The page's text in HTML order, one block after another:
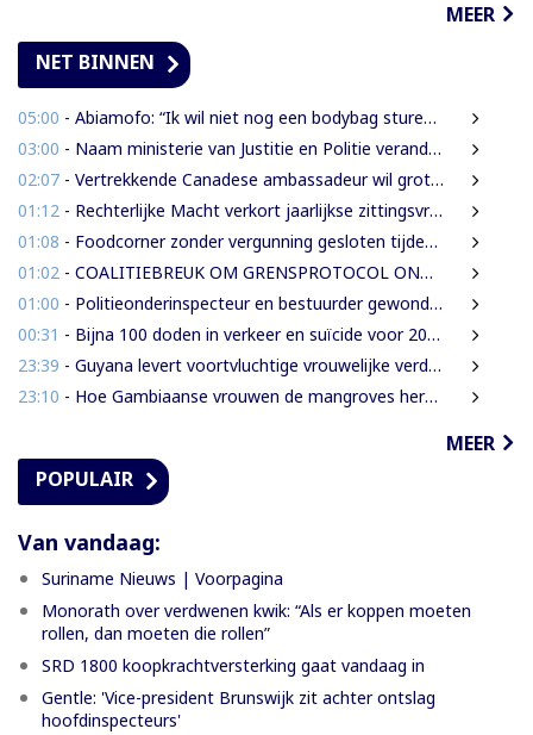
MEER
NET BINNEN
05:00 - Abiamofo: “Ik wil niet nog een bodybag sturen naar dat gebied”
03:00 - Naam ministerie van Justitie en Politie verandert naar Justitie en Veiligheid
02:07 - Vertrekkende Canadese ambassadeur wil grotere rol voor Canada in Suriname
01:12 - Rechterlijke Macht verkort jaarlijkse zittingsvrije periode naar één maand
01:08 - Foodcorner zonder vergunning gesloten tijdens derde dag integrale controles
01:02 - COALITIEBREUK OM GRENSPROTOCOL ONWAARSCHIJNLIJK
01:00 - Politieonderinspecteur en bestuurder gewond nadat auto over de kop slaat
00:31 - Bijna 100 doden in verkeer en suïcide voor 2026 is veel te veel’, zegt Lau
23:39 - Guyana levert voortvluchtige vrouwelijke verdachte in mensenhandel uit aan Suriname
23:10 - Hoe Gambiaanse vrouwen de mangroves herstellen die Banjul beschermen
MEER
POPULAIR
Van vandaag:
Suriname Nieuws | Voorpagina
Monorath over verdwenen kwik: “Als er koppen moeten
rollen, dan moeten die rollen”
SRD 1800 koopkrachtversterking gaat vandaag in
Gentle: 'Vice-president Brunswijk zit achter ontslag
hoofdinspecteurs'